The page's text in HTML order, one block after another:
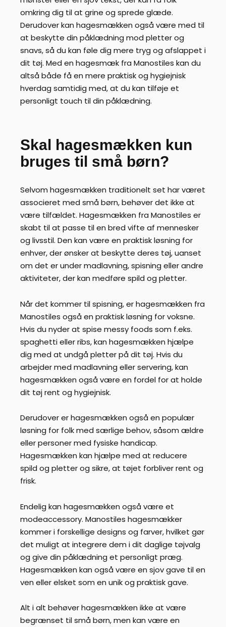
omkring dig til at grine og sprede glæde.
Derudover kan hagesmækken også være med til
at beskytte din påklædning mod pletter og
snavs, så du kan føle dig mere tryg og afslappet i
dit tøj. Med en hagesmæk fra Manostiles kan du
altså både få en mere praktisk og hygiejnisk
hverdag samtidig med, at du kan tilføje et
personligt touch til din påklædning.
Skal hagesmækken kun
bruges til små børn?
Selvom hagesmækken traditionelt set har været
associeret med små børn, behøver det ikke at
være tilfældet. Hagesmækken fra Manostiles er
skabt til at passe til en bred vifte af mennesker
og livsstil. Den kan være en praktisk løsning for
enhver, der ønsker at beskytte deres tøj, uanset
om det er under madlavning, spisning eller andre
aktiviteter, der kan medføre spild og pletter.
Når det kommer til spisning, er hagesmækken fra
Manostiles også en praktisk løsning for voksne.
Hvis du nyder at spise messy foods som f.eks.
spaghetti eller ribs, kan hagesmækken hjælpe
dig med at undgå pletter på dit tøj. Hvis du
arbejder med madlavning eller servering, kan
hagesmækken også være en fordel for at holde
dit tøj rent og hygiejnisk.
Derudover er hagesmækken også en populær
løsning for folk med særlige behov, såsom ældre
eller personer med fysiske handicap.
Hagesmækken kan hjælpe med at reducere
spild og pletter og sikre, at tøjet forbliver rent og
frisk.
Endelig kan hagesmækken også være et
modeaccessory. Manostiles hagesmækker
kommer i forskellige designs og farver, hvilket gør
det muligt at integrere dem i dit daglige tøjvalg
og give din påklædning et personligt præg.
Hagesmækken kan også være en sjov gave til en
ven eller elsket som en unik og praktisk gave.
Alt i alt behøver hagesmækken ikke at være
begrænset til små børn, men kan være en